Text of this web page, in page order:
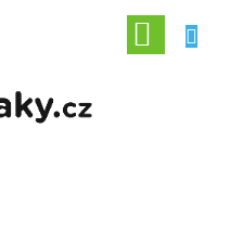
NÁKUPNÍ
KOŠÍK